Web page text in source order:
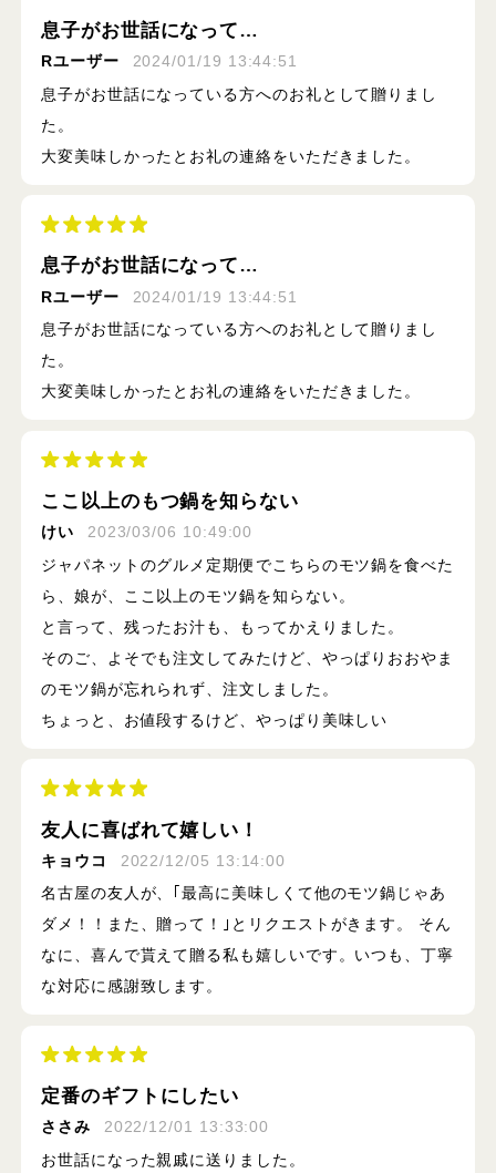
息子がお世話になって…
Rユーザー
2024/01/19 13:44:51
息子がお世話になっている方へのお礼として贈りまし
た。
大変美味しかったとお礼の連絡をいただきました。
息子がお世話になって…
Rユーザー
2024/01/19 13:44:51
息子がお世話になっている方へのお礼として贈りまし
た。
大変美味しかったとお礼の連絡をいただきました。
ここ以上のもつ鍋を知らない
けい
2023/03/06 10:49:00
ジャパネットのグルメ定期便でこちらのモツ鍋を食べた
ら、娘が、ここ以上のモツ鍋を知らない。
と言って、残ったお汁も、もってかえりました。
そのご、よそでも注文してみたけど、やっぱりおおやま
のモツ鍋が忘れられず、注文しました。
ちょっと、お値段するけど、やっぱり美味しい
友人に喜ばれて嬉しい！
キョウコ
2022/12/05 13:14:00
名古屋の友人が、｢最高に美味しくて他のモツ鍋じゃあ
ダメ！！また、贈って！｣とリクエストがきます。 そん
なに、喜んで貰えて贈る私も嬉しいです。いつも、丁寧
な対応に感謝致します。
定番のギフトにしたい
ささみ
2022/12/01 13:33:00
お世話になった親戚に送りました。